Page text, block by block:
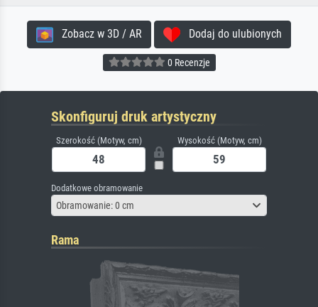
Zobacz w 3D / AR Dodaj do ulubionych
0 Recenzje
Skonfiguruj druk artystyczny
Szerokość (Motyw, cm) Wysokość (Motyw, cm)
Dodatkowe obramowanie
Obramowanie: 0 cm
Rama